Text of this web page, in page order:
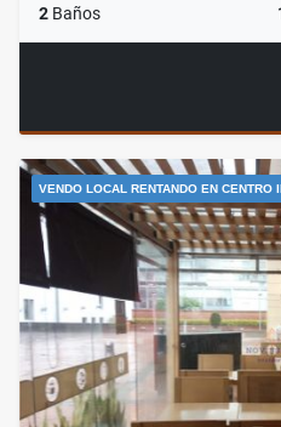
2 Baños
VENDO LOCAL RENTANDO EN CENTRO